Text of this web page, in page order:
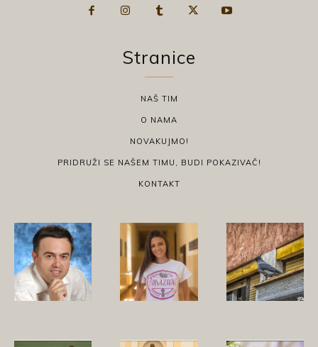
Stranice
NAŠ TIM
O NAMA
NOVAKUJMO!
PRIDRUŽI SE NAŠEM TIMU, BUDI POKAZIVAČ!
KONTAKT